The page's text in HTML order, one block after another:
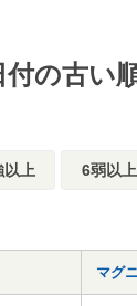
付の古い
以上 6弱以上
マグ